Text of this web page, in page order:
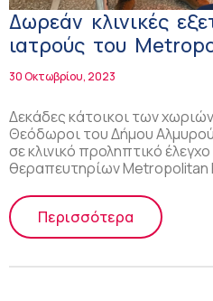
Δωρεάν κλινικές
ιατρούς του
Μαγνησίας!
30 Οκτωβρίου, 2023
Δεκάδες κάτοικοι των χωριών
Θεόδωροι του Δήμου
σε κλινικό προληπτικό
θεραπευτηρίων Μetropolitan
Περισσότερα